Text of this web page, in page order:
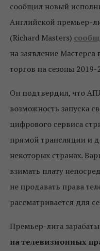
сообщил новый
Английской премьер-
(Richard Masters)
на заявление
торгов на сезоны 2019-
Он подтвердил, что
возможность запуска
цифрового сервиса
прямой трансляции и
некоторых странах.
взимать плату
не продавать права
рассматривается для
Премьер-лига
на телевизионных